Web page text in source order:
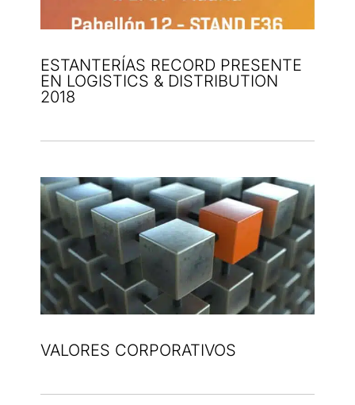
ESTANTERÍAS RECORD PRESENTE
EN LOGISTICS & DISTRIBUTION
2018
VALORES CORPORATIVOS